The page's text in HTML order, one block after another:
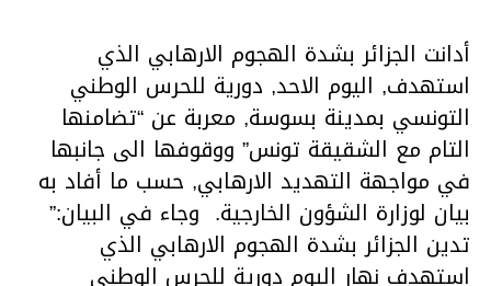
أدانت الجزائر بشدة الهجوم الارهابي الذي
استهدف, اليوم الاحد, دورية للحرس الوطني
التونسي بمدينة بسوسة, معربة عن “تضامنها
التام مع الشقيقة تونس” ووقوفها الى جانبها
في مواجهة التهديد الارهابي, حسب ما أفاد به
بيان لوزارة الشؤون الخارجية. وجاء في البيان:”
تدين الجزائر بشدة الهجوم الارهابي الذي
استهدف نهار اليوم دورية للحرس الوطني